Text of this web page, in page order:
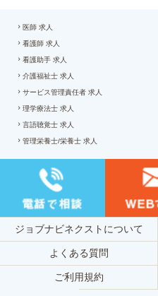
医師 求人
看護師 求人
看護助手 求人
介護福祉士 求人
サービス管理責任者 求人
理学療法士 求人
言語聴覚士 求人
管理栄養士/栄養士 求人
ジョブナビネクストについて
よくある質問
ご利用規約